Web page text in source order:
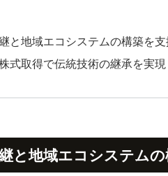
と地域エコシステムの構築を支
式取得で伝統技術の継承を実現
と地域エコシステム